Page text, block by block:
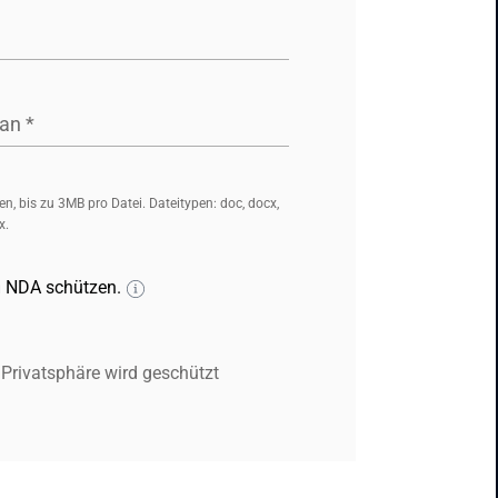
*
bis zu 3MB pro Datei. Dateitypen: doc, docx,
schützen.
Privatsphäre wird geschützt